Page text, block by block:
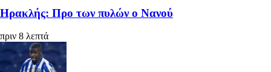
Ηρακλής: Προ των πυλών ο Νανού
πριν 8 λεπτά